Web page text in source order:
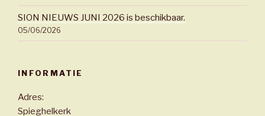
SION NIEUWS JUNI 2026 is beschikbaar.
05/06/2026
INFORMATIE
Adres:
Spieghelkerk